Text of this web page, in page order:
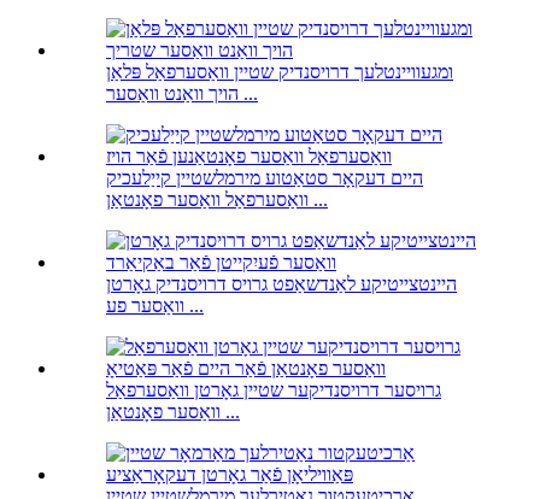
ומגעוויינטלעך דרויסנדיק שטיין וואַסערפאַל פּלאַן
הויך וואַנט וואַסער ...
היים דעקאָר סטאַטוע מירמלשטיין קייַלעכיק
וואַסערפאַל וואַסער פאָנטאַן ...
היינטצייטיקע לאַנדשאַפט גרויס דרויסנדיק גאָרטן
וואַסער פע ...
גרויסער דרויסנדיקער שטיין גאָרטן וואַסערפאַל
וואַסער פאָנטאַן ...